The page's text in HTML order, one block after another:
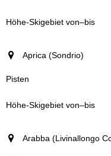
Aprica (Sondrio)
Arabba (Livinallongo